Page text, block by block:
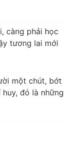
càng phải học
tương lai mới
một chút, bớt
đó là những